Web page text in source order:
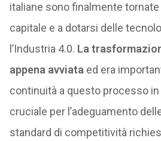
italiane sono finalmente
capitale e a dotarsi delle
l’Industria 4.0. La
appena avviata ed era
continuità a questo processo
cruciale per l’adeguamento
standard di competitività